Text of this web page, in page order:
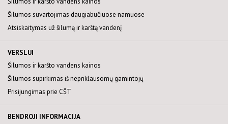
Šilumos suvartojimas daugiabučiuose namuose
Atsiskaitymas už šilumą ir karštą vandenį
VERSLUI
Šilumos ir karšto vandens kainos
Šilumos supirkimas iš nepriklausomų gamintojų
Prisijungimas prie CŠT
BENDROJI INFORMACIJA